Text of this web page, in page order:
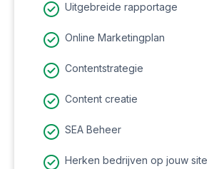
Uitgebreide rapportage
Online Marketingplan
Contentstrategie
Content creatie
SEA Beheer
Herken bedrijven op jouw site